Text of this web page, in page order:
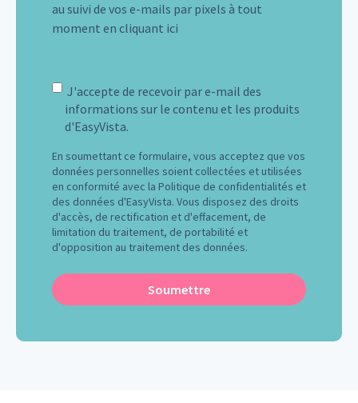
au suivi de vos e-mails par pixels à tout
moment en cliquant ici
J'accepte de recevoir par e-mail des
informations sur le contenu et les produits
d'EasyVista.
En soumettant ce formulaire, vous acceptez que vos
données personnelles soient collectées et utilisées
en conformité avec la Politique de confidentialités et
des données d'EasyVista. Vous disposez des droits
d'accès, de rectification et d'effacement, de
limitation du traitement, de portabilité et
d'opposition au traitement des données.